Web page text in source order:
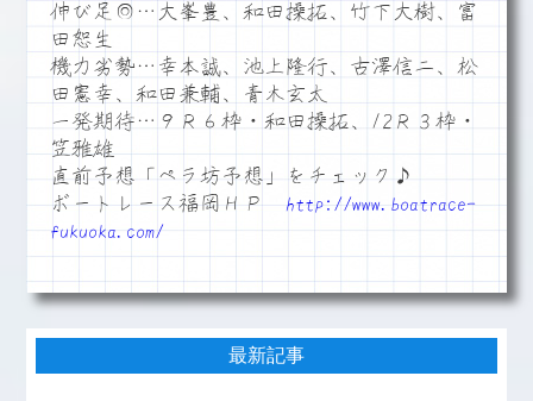
伸び足◎…大峯豊、和田操拓、竹下大樹、富
田恕生
機力劣勢…幸本誠、池上隆行、古澤信二、松
田憲幸、和田兼輔、青木玄太
一発期待…９Ｒ６枠・和田操拓、12Ｒ３枠・
笠雅雄
直前予想「ペラ坊予想」をチェック♪
ボートレース福岡ＨＰ http://www.boatrace-
fukuoka.com/
最新記事